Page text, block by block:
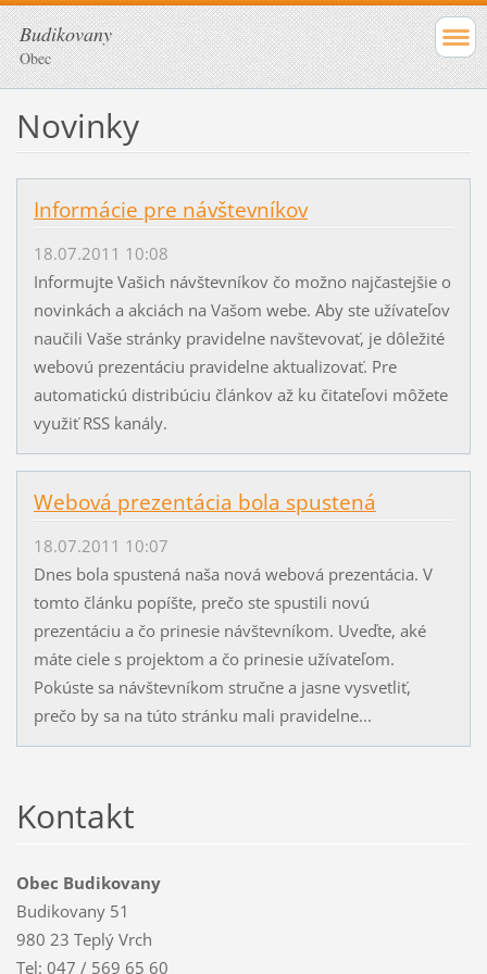
Budikovany
Obec
Novinky
Informácie pre návštevníkov
18.07.2011 10:08
Informujte Vašich návštevníkov čo možno najčastejšie o
novinkách a akciách na Vašom webe. Aby ste užívateľov
naučili Vaše stránky pravidelne navštevovať, je dôležité
webovú prezentáciu pravidelne aktualizovať. Pre
automatickú distribúciu článkov až ku čitateľovi môžete
využiť RSS kanály.
Webová prezentácia bola spustená
18.07.2011 10:07
Dnes bola spustená naša nová webová prezentácia. V
tomto článku popíšte, prečo ste spustili novú
prezentáciu a čo prinesie návštevníkom. Uveďte, aké
máte ciele s projektom a čo prinesie užívateľom.
Pokúste sa návštevníkom stručne a jasne vysvetliť,
prečo by sa na túto stránku mali pravidelne...
Kontakt
Obec Budikovany
Budikovany 51
980 23 Teplý Vrch
Tel: 047 / 569 65 60